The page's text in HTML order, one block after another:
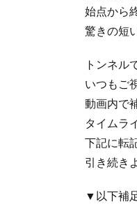
始点から
驚きの短
トンネル
いつもご
動画内で
タイムラ
下記に転
引き続き
▼以下補